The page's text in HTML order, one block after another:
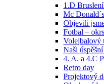
1.D
Mc
Objevili
Fotbal –
Volejbalový
Naši
4. A. a 4.C
Retro day
Projektový